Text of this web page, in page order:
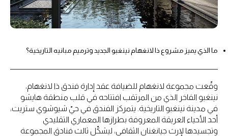
ما الذي يميز مشروع ذا لانغهام نينغبو الجديد وترميم مبانيه التاريخية؟
وقّعت مجموعة لانغهام للضيافة عقد إدارة فندق ذا لانغهام،
نينغبو الفاخر الذي من المرتقب افتتاحه في قلب منطقة هايشو
في مدينة نينغبو التاريخية. يتمركز الفندق في حيّ شيوشوي ستريت،
أحد الأحياء العريقة المعروفة بطرازها المعماري التقليدي
وتجسيدها لإرث جيانغنان الثقافي، ليشكّل ثالث فنادق المجموعة